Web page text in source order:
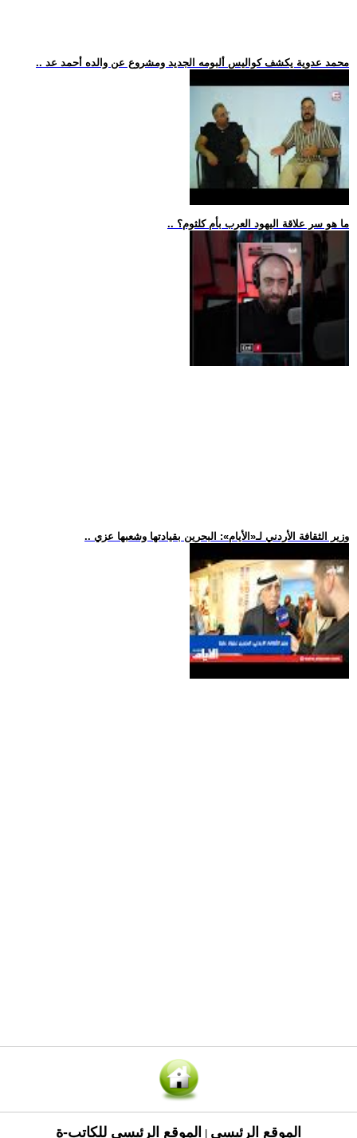
.. محمد عدوية يكشف كواليس ألبومه الجديد ومشروع عن والده أحمد عد
.. ما هو سر علاقة اليهود العرب بأم كلثوم؟
.. وزير الثقافة الأردني لـ«الأيام»: البحرين بقيادتها وشعبها عزي
الموقع الرئيسي الموقع الرئيسي للكاتب-ة